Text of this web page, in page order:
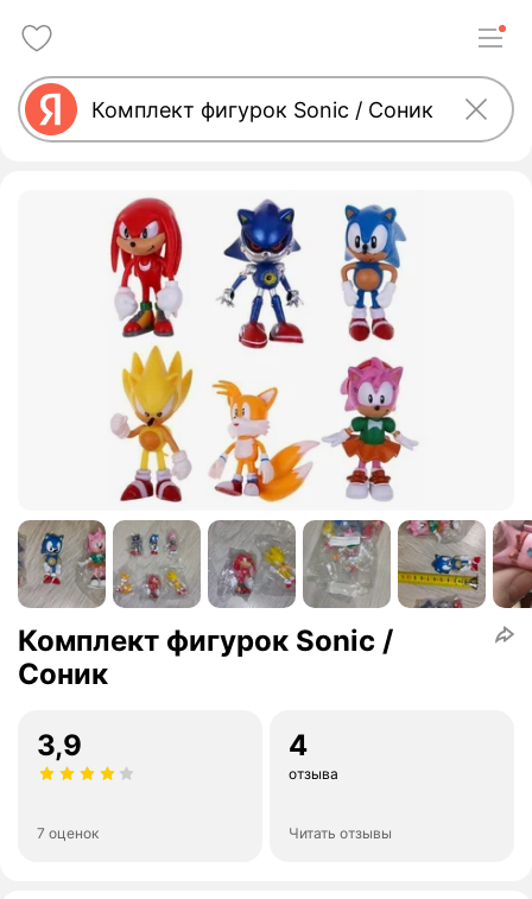
Комплект фигурок Sonic /
Соник
3,9
7 оценок
4
отзыва
Читать отзывы